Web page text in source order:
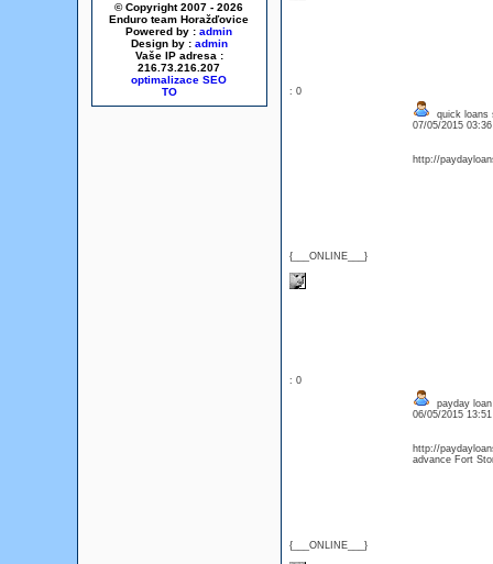
© Copyright 2007 - 2026
Enduro team Horažďovice
Powered by : admin
Design by : admin
Vaše IP adresa :
216.73.216.207
optimalizace SEO
: 0
{___ONLINE___}
quick loans
07/05/2015
http://
: 0
{___ONLINE___}
payday
06/05/2015
http://
advance Fort